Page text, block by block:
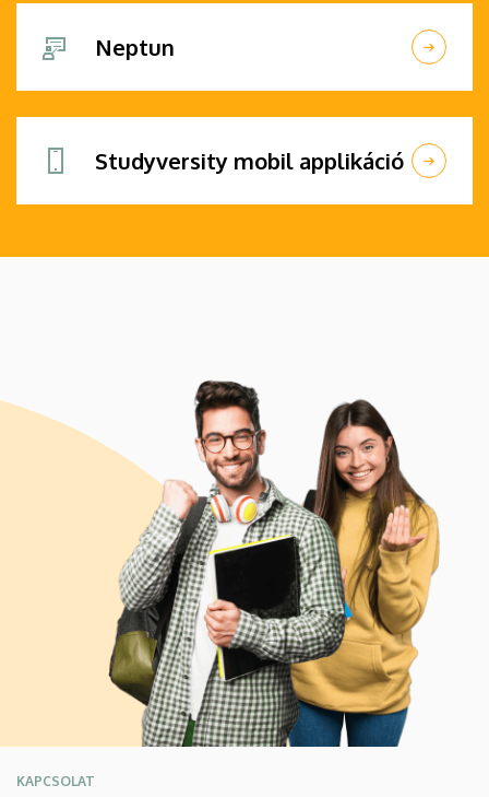
Neptun
Studyversity mobil applikáció
KAPCSOLAT